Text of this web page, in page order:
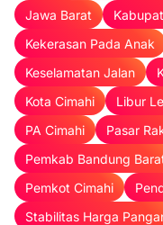
Jawa Barat
Kekerasan Pada Anak
Keselamatan Jalan
Kota Cimahi
Libur
PA Cimahi
Pasar
Pemkab Bandung
Pemkot Cimahi
Stabilitas Harga